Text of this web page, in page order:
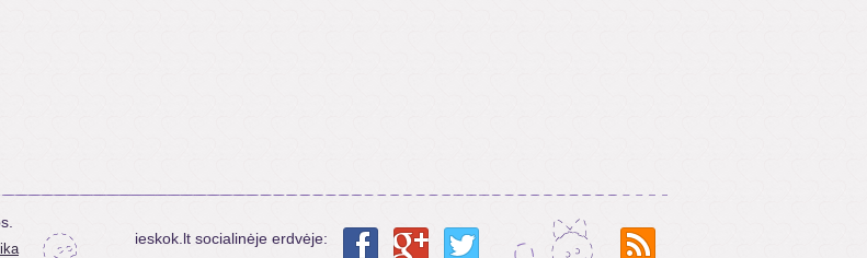
ieskok.lt socialinėje erdvėje: